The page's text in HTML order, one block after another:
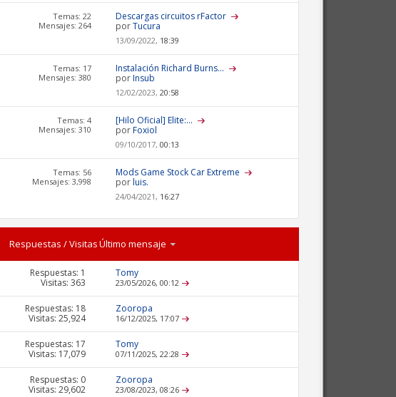
Temas: 22
Mensajes: 264
Descargas circuitos rFactor
porTucura
13/09/2022, 18:39
Temas: 17
Mensajes: 380
Instalación Richard Burns...
porInsub
12/02/2023, 20:58
Temas: 4
Mensajes: 310
[Hilo Oficial] Elite:...
porFoxiol
09/10/2017, 00:13
Temas: 56
Mensajes: 3,998
Mods Game Stock Car Extreme
porluis.
24/04/2021, 16:27
Respuestas /VisitasÚltimo mensaje
Respuestas: 1
Visitas: 363
Tomy
23/05/2026, 00:12
Respuestas: 18
Visitas: 25,924
Zooropa
16/12/2025, 17:07
Respuestas: 17
Visitas: 17,079
Tomy
07/11/2025, 22:28
Respuestas: 0
Visitas: 29,602
Zooropa
23/08/2023, 08:26